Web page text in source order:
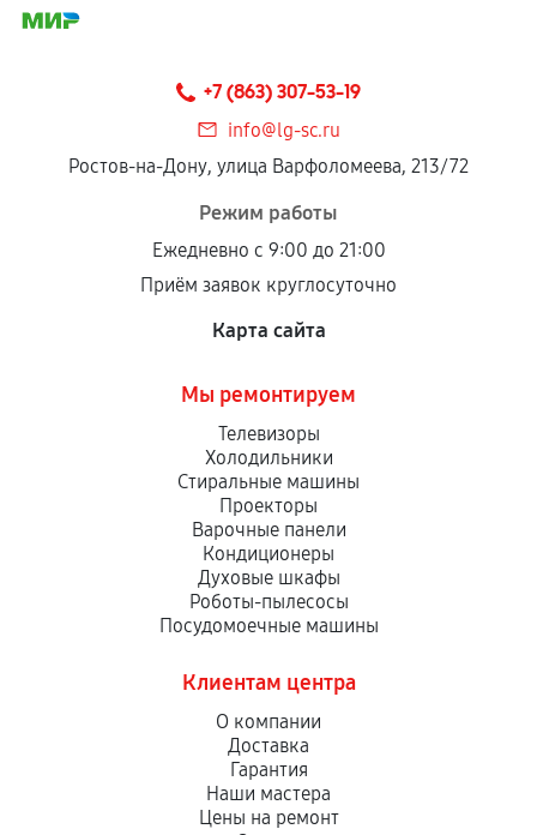
+7 (863) 307-53-19
info@lg-sc.ru
Ростов-на-Дону, улица Варфоломеева, 213/72
Режим работы
Ежедневно с 9:00 до 21:00
Приём заявок круглосуточно
Карта сайта
Мы ремонтируем
Телевизоры
Холодильники
Стиральные машины
Проекторы
Варочные панели
Кондиционеры
Духовые шкафы
Роботы-пылесосы
Посудомоечные машины
Клиентам центра
О компании
Доставка
Гарантия
Наши мастера
Цены на ремонт